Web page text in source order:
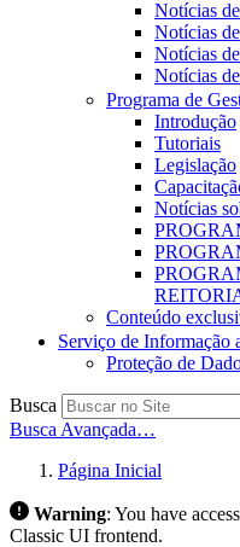
Notícias
Notícias
Notícias
Notícias
Programa de
Introdução
Tutoriais
Legislação
Notícias
Conteúdo
Serviço de Informação
Proteção de
Busca
Busca Avançada…
Página Inicial
Warning: You have
Classic UI frontend.